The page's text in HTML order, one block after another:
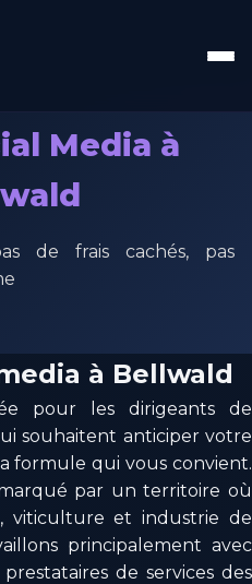
Media à
de frais cachés, pas
à Bellwald
pour les dirigeants de
souhaitent anticiper votre
formule qui vous convient.
par un territoire où
viticulture et industrie de
principalement avec
de services des